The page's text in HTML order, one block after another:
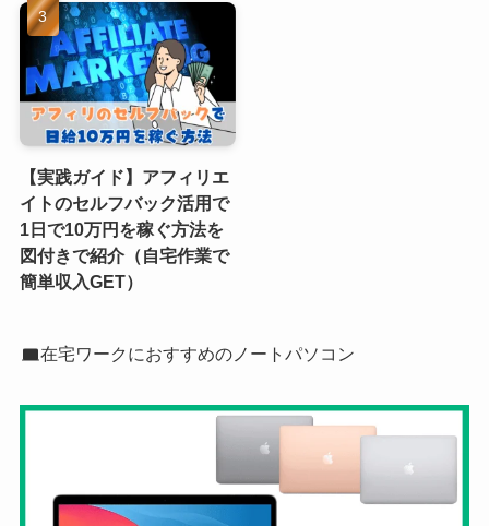
【実践ガイド】アフィリエ
イトのセルフバック活用で
1日で10万円を稼ぐ方法を
図付きで紹介（自宅作業で
簡単収入GET）
在宅ワークにおすすめのノートパソコン